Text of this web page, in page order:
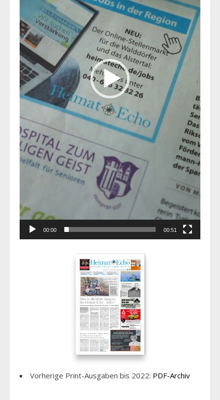
00:00 00:51
Vorherige Print-Ausgaben bis 2022: PDF-Archiv